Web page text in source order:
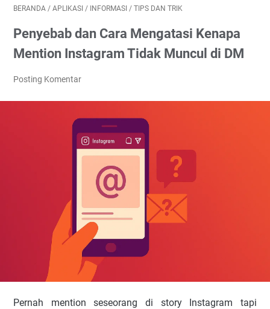
BERANDA / APLIKASI / INFORMASI / TIPS DAN TRIK
Penyebab dan Cara Mengatasi Kenapa
Mention Instagram Tidak Muncul di DM
Posting Komentar
Pernah mention seseorang di story Instagram tapi